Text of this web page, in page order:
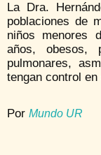
La Dra.
poblaciones de
niños menores
años, obesos,
pulmonares,
tengan control
Por Mundo UR